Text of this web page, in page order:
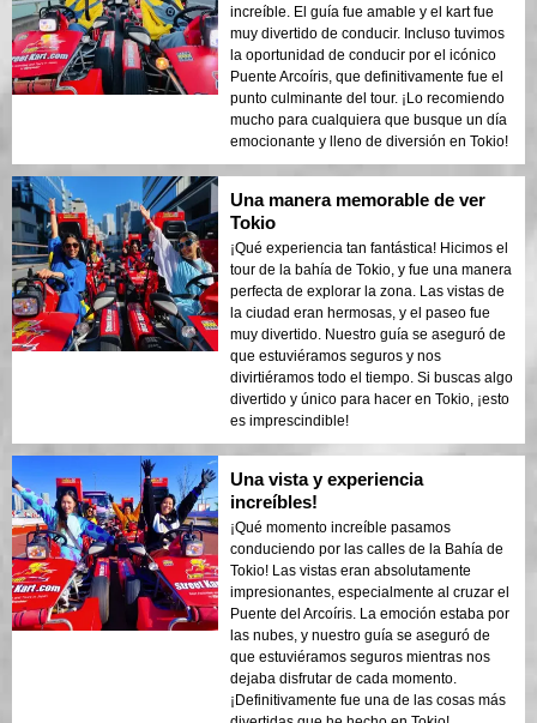
increíble. El guía fue amable y el kart fue
muy divertido de conducir. Incluso tuvimos
la oportunidad de conducir por el icónico
Puente Arcoíris, que definitivamente fue el
punto culminante del tour. ¡Lo recomiendo
mucho para cualquiera que busque un día
emocionante y lleno de diversión en Tokio!
Una manera memorable de ver
Tokio
¡Qué experiencia tan fantástica! Hicimos el
tour de la bahía de Tokio, y fue una manera
perfecta de explorar la zona. Las vistas de
la ciudad eran hermosas, y el paseo fue
muy divertido. Nuestro guía se aseguró de
que estuviéramos seguros y nos
divirtiéramos todo el tiempo. Si buscas algo
divertido y único para hacer en Tokio, ¡esto
es imprescindible!
Una vista y experiencia
increíbles!
¡Qué momento increíble pasamos
conduciendo por las calles de la Bahía de
Tokio! Las vistas eran absolutamente
impresionantes, especialmente al cruzar el
Puente del Arcoíris. La emoción estaba por
las nubes, y nuestro guía se aseguró de
que estuviéramos seguros mientras nos
dejaba disfrutar de cada momento.
¡Definitivamente fue una de las cosas más